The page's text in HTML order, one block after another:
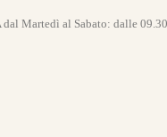
dal Martedì al Sabato: dalle